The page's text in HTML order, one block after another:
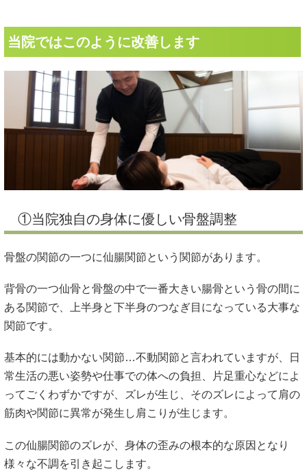
当院ではこのように改善します
①当院独自の身体に優しい骨盤調整
骨盤の関節の一つに仙腸関節という関節があります。
背骨の一つ仙骨と骨盤の中で一番大きい腸骨という骨の間に
ある関節で、上半身と下半身のつなぎ目になっている大事な
関節です。
基本的には動かない関節…不動関節と言われていますが、日
常生活の悪い姿勢や仕事での体への負担、片足重心などによ
ってごくわずかですが、ズレが生じ、そのズレによって肩の
筋肉や関節に異常が発生し肩こりが生じます。
この仙腸関節のズレが、身体の歪みの根本的な原因となり
様々な不調を引き起こします。